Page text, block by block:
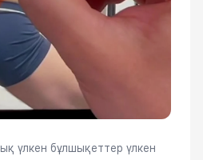
үлкен бұлшықеттер үлкен